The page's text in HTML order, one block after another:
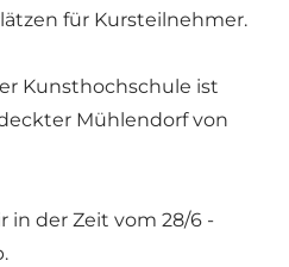
für Kursteilnehmer.
Kunsthochschule ist
Mühlendorf von
in der Zeit vom 28/6 -